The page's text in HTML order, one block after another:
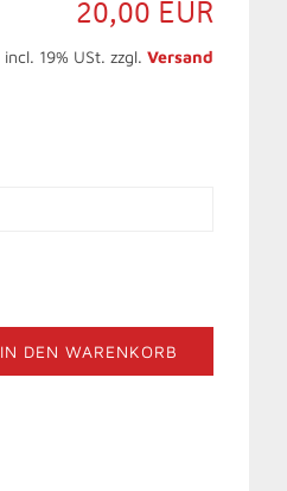
20,00 EUR
incl. 19% USt. zzgl. Versand
IN DEN WARENKORB